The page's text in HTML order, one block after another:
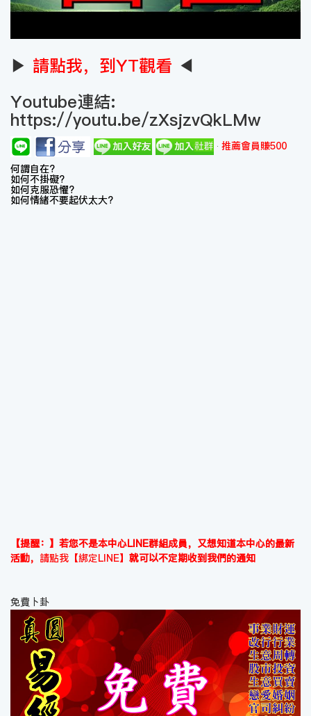
▶ 請點我，到YT觀看 ◀
Youtube連結:
https://youtu.be/zXsjzvQkLMw
推薦會員賺500
何謂自在?
如何不掛礙?
如何克服恐懼?
如何情緒不要起伏太大?
【提醒：】若您不是本中心LINE群組成員，又想知道本中心的最新
活動， 請點我【綁定LINE】 就可以不定期收到我們的通知
免費卜卦